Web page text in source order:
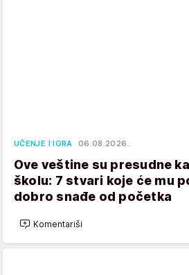
UČENJE I IGRA 06.08.2026.
Ove veštine su presudne
školu: 7 stvari koje će mu
dobro snađe od početka
Komentariši